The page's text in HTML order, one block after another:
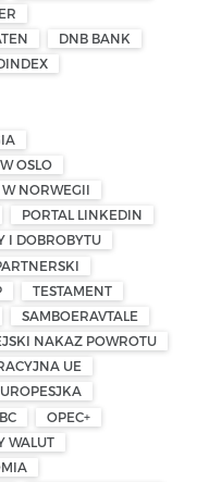
DNB BANK
OSLO
NORWEGII
PORTAL LINKEDIN
I DOBROBYTU
TESTAMENT
SAMBOERAVTALE
NAKAZ POWROTU
UE
OPEC+
WALUT